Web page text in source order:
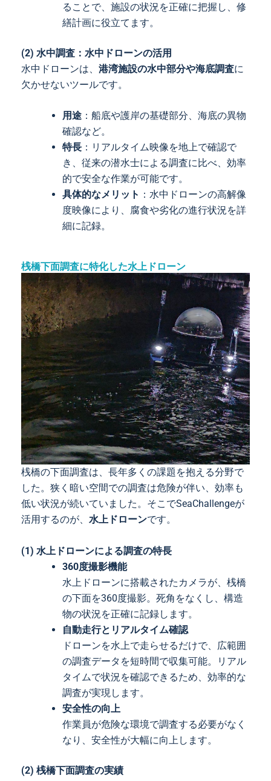
ることで、施設の状況を正確に把握し、修
繕計画に役立てます。
(2) 水中調査：水中ドローンの活用
水中ドローンは、 港湾施設の水中部分や海底調査に
欠かせないツールです。
用途：船底や護岸の基礎部分、海底の異物
確認など。
特長：リアルタイム映像を地上で確認で
き、従来の潜水士による調査に比べ、効率
的で安全な作業が可能です。
具体的なメリット ：水中ドローンの高解像
度映像により、腐食や劣化の進行状況を詳
細に記録。
桟橋下面調査に特化した水上ドローン
桟橋の下面調査は、長年多くの課題を抱える分野で
した。狭く暗い空間での調査は危険が伴い、効率も
低い状況が続いていました。そこでSeaChallengeが
活用するのが、 水上ドローンです。
(1) 水上ドローンによる調査の特長
360度撮影機能
水上ドローンに搭載されたカメラが、桟橋
の下面を360度撮影。死角をなくし、構造
物の状況を正確に記録します。
自動走行とリアルタイム確認
ドローンを水上で走らせるだけで、広範囲
の調査データを短時間で収集可能。リアル
タイムで状況を確認できるため、効率的な
調査が実現します。
安全性の向上
作業員が危険な環境で調査する必要がなく
なり、安全性が大幅に向上します。
(2) 桟橋下面調査の実績